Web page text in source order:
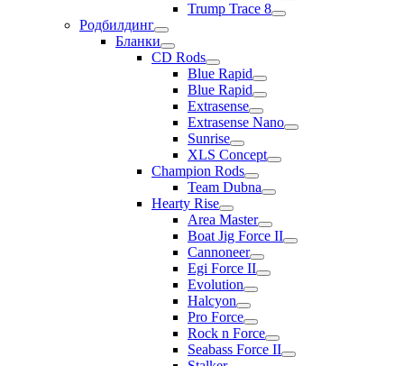
Trump Trace 8
Родбилдинг
Бланки
CD Rods
Blue Rapid
Blue Rapid
Extrasense
Extrasense Nano
Sunrise
XLS Concept
Champion Rods
Team Dubna
Hearty Rise
Area Master
Boat Jig Force II
Cannoneer
Egi Force II
Evolution
Halcyon
Pro Force
Rock n Force
Seabass Force II